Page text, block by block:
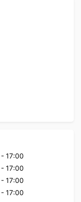
- 17:00
- 17:00
- 17:00
- 17:00